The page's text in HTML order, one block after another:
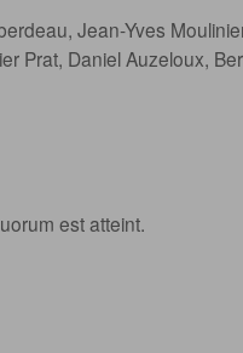
Jean-Yves
Prat, Daniel Auzeloux,
est atteint.